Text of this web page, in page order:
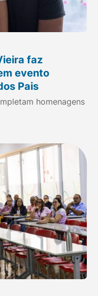
faz
evento
Pais
homenagens